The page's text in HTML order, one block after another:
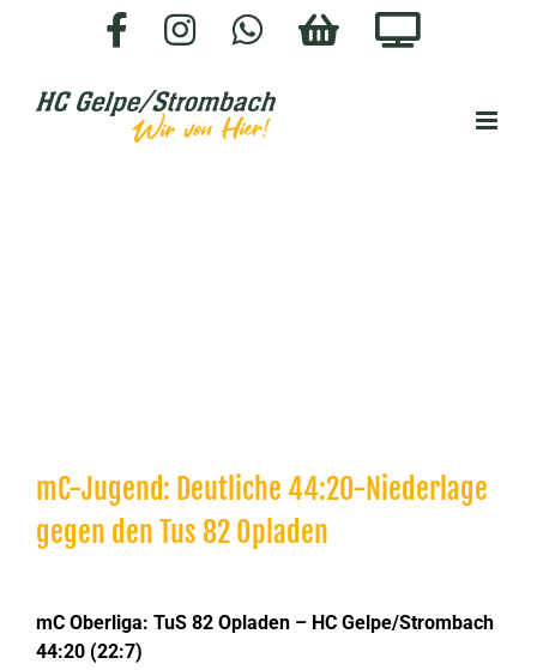
FacebookInstagram
WhatsApp
HC-
mC-Jugend: Deutliche 44:20-Niederlage
gegen den Tus 82 Opladen
grösseres
Bild
mC Oberliga: TuS 82 Opladen – HC Gelpe/Strombach
44:20 (22:7)